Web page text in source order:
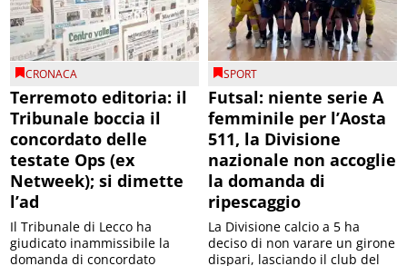
CRONACA
Terremoto editoria: il
Tribunale boccia il
concordato delle
testate Ops (ex
Netweek); si dimette
l’ad
Il Tribunale di Lecco ha
giudicato inammissibile la
domanda di concordato
SPORT
Futsal: niente serie A
femminile per l’Aosta
511, la Divisione
nazionale non accoglie
la domanda di
ripescaggio
La Divisione calcio a 5 ha
deciso di non varare un girone
dispari, lasciando il club del